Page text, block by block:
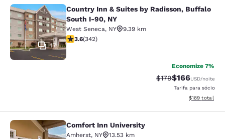
Country Inn & Suites by Radisson,
17
Country Inn & Suites by Radisson, Buffalo
South I-90, NY
West Seneca, NY
9.39 km
classificação 3.64 estrelas. Bom. 342 avaliações
3.6(342)
Economize 7%
Tarifa anterior
$179Tarifa com
$166USD/noite
Tarifa para sócio
Exibir
$189 total
Comfort Inn University
Comfort Inn University
Amherst, NY
13.53 km